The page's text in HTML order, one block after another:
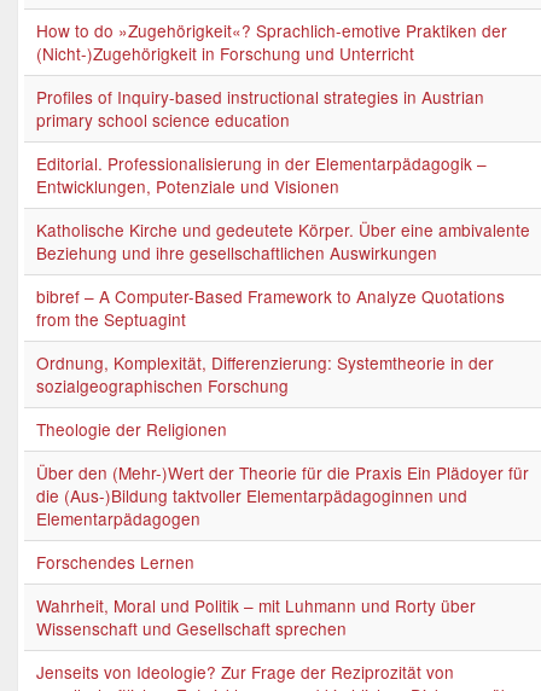
How to do »Zugehörigkeit«? Sprachlich-emotive Praktiken der
(Nicht-)Zugehörigkeit in Forschung und Unterricht
Profiles of Inquiry-based instructional strategies in Austrian
primary school science education
Editorial. Professionalisierung in der Elementarpädagogik –
Entwicklungen, Potenziale und Visionen
Katholische Kirche und gedeutete Körper. Über eine ambivalente
Beziehung und ihre gesellschaftlichen Auswirkungen
bibref – A Computer-Based Framework to Analyze Quotations
from the Septuagint
Ordnung, Komplexität, Differenzierung: Systemtheorie in der
sozialgeographischen Forschung
Theologie der Religionen
Über den (Mehr-)Wert der Theorie für die Praxis Ein Plädoyer für
die (Aus-)Bildung taktvoller Elementarpädagoginnen und
Elementarpädagogen
Forschendes Lernen
Wahrheit, Moral und Politik – mit Luhmann und Rorty über
Wissenschaft und Gesellschaft sprechen
Jenseits von Ideologie? Zur Frage der Reziprozität von